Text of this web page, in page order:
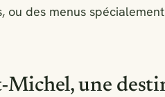
ou des menus
Michel, une